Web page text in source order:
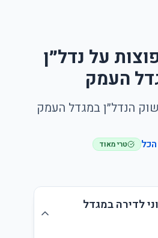
על נדל״ן
העמק
הנדל״ן במגדל העמק
טרי מאוד
לדירה במגדל